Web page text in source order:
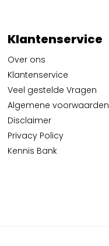
Klantenservice
Over ons
Klantenservice
Veel gestelde Vragen
Algemene voorwaarden
Disclaimer
Privacy Policy
Kennis Bank